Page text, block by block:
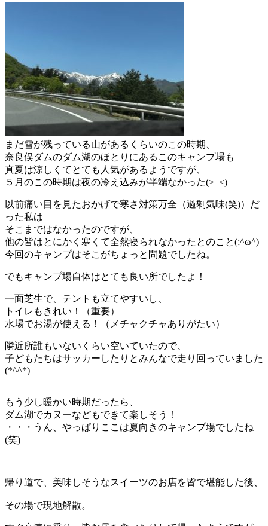
まだ雪が残っている山があるくらいのこの時期、
奈良俣ダムのダム湖のほとりにあるこのキャンプ場も
真夏は涼しくてとても人気があるようですが、
５月のこの時期は夜の冷え込みが半端なかった(>_<)
以前痛い目を見たおかげで寒さ対策万全（過剰気味(笑)）だ
った私は
そこまではなかったのですが、
他の皆はとにかく寒くて全然寝られなかったとのこと(;^ω^)
今回のキャンプはそこがちょっと問題でしたね。
でもキャンプ場自体はとても良い所でしたよ！
一面芝生で、テントも立てやすいし、
トイレもきれい！（重要）
水場でお湯が使える！（メチャクチャありがたい）
隣近所誰もいないくらい空いていたので、
子どもたちはサッカーしたりとみんなで走り回っていました
(*^^*)
もう少し暖かい時期だったら、
ダム湖でカヌーなどもできて楽しそう！
・・・うん、やっぱりここは夏向きのキャンプ場でしたね
(笑)
帰り道で、美味しそうなスイーツのお店を皆で堪能した後、
その場で現地解散。